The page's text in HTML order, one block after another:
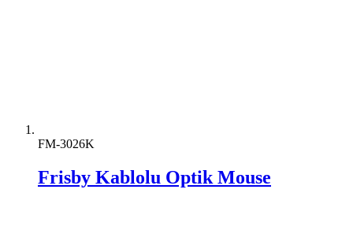
FM-3026K
Frisby Kablolu Optik Mouse